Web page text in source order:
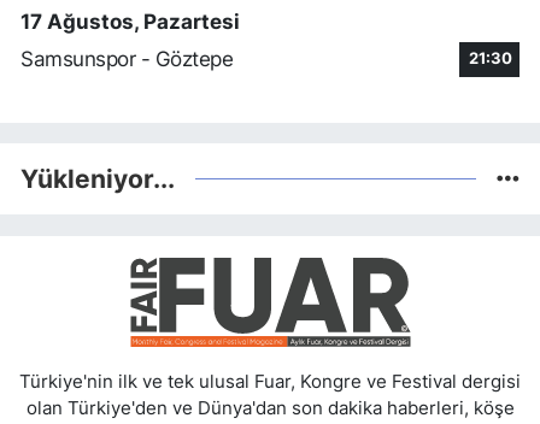
17 Ağustos, Pazartesi
Samsunspor - Göztepe
21:30
Yükleniyor...
Türkiye'nin ilk ve tek ulusal Fuar, Kongre ve Festival dergisi
olan Türkiye'den ve Dünya'dan son dakika haberleri, köşe